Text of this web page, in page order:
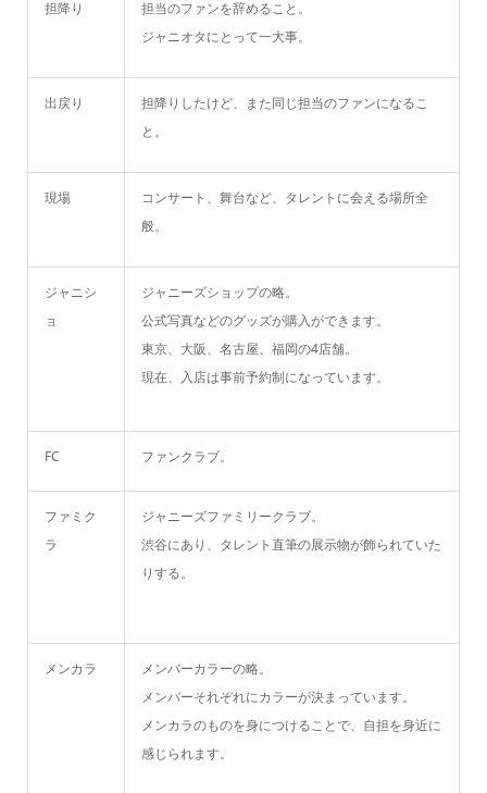
担降り
担当のファンを辞めること。
ジャニオタにとって一大事。
出戻り
担降りしたけど、また同じ担当のファンになるこ
と。
現場
コンサート、舞台など、タレントに会える場所全
般。
ジャニシ
ョ
ジャニーズショップの略。
公式写真などのグッズが購入ができます。
東京、大阪、名古屋、福岡の4店舗。
現在、入店は事前予約制になっています。
FC ファンクラブ。
ファミク
ラ
ジャニーズファミリークラブ。
渋谷にあり、タレント直筆の展示物が飾られていた
りする。
メンカラ
メンバーカラーの略。
メンバーそれぞれにカラーが決まっています。
メンカラのものを身につけることで、自担を身近に
感じられます。